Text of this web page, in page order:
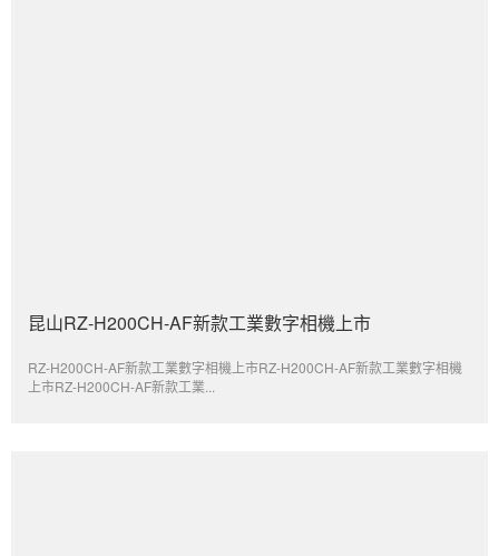
昆山RZ-H200CH-AF新款工業數字相機上市
RZ-H200CH-AF新款工業數字相機上市RZ-H200CH-AF新款工業數字相機
上市RZ-H200CH-AF新款工業...